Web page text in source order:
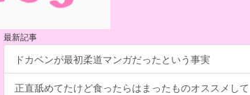
最新記事
ドカベンが最初柔道マンガだったという事実
正直舐めてたけど食ったらはまったものオススメして